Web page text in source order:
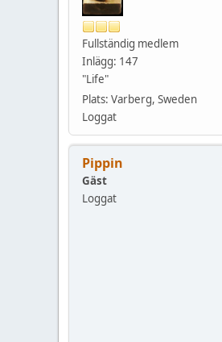
Fullständig medlem
Inlägg: 147
"Life"
Plats: Varberg, Sweden
Loggat
Pippin
Gäst
Loggat